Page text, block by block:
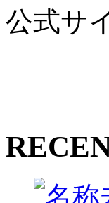
公式サ